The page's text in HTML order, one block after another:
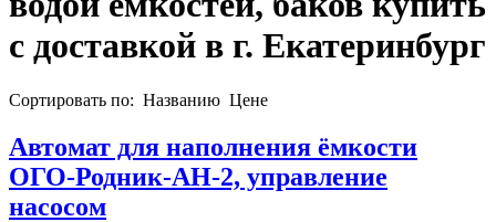
с доставкой в г. Екатеринбург
Сортировать по: Названию Цене
Автомат для наполнения ёмкости
ОГО-Родник-АН-2, управление
насосом